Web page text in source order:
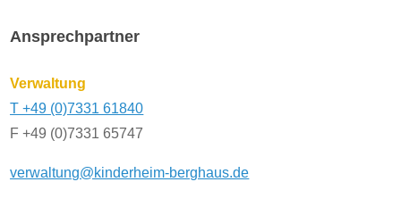
Ansprechpartner
Verwaltung
T +49 (0)7331 61840
F +49 (0)7331 65747
verwaltung@kinderheim-berghaus.de